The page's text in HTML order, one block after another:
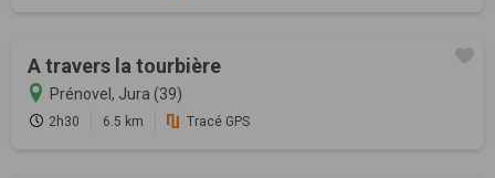
A travers la tourbière
Prénovel, Jura (39)
2h30 6.5 km Tracé GPS